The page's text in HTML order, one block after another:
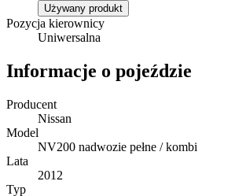
Używany produkt
Pozycja kierownicy
Uniwersalna
Informacje o pojeździe
Producent
Nissan
Model
NV200 nadwozie pełne / kombi
Lata
2012
Typ